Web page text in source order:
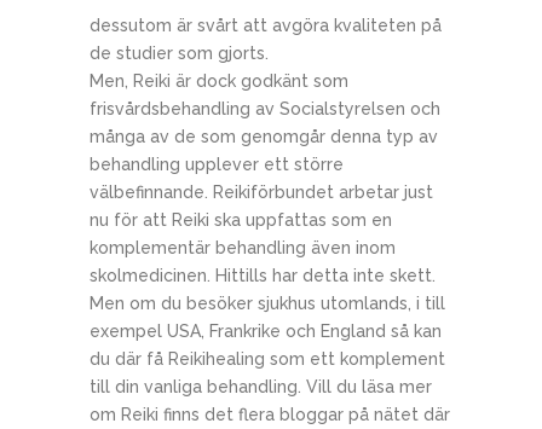
dessutom är svårt att avgöra kvaliteten på
de studier som gjorts.
Men, Reiki är dock godkänt som
frisvårdsbehandling av Socialstyrelsen och
många av de som genomgår denna typ av
behandling upplever ett större
välbefinnande. Reikiförbundet arbetar just
nu för att Reiki ska uppfattas som en
komplementär behandling även inom
skolmedicinen. Hittills har detta inte skett.
Men om du besöker sjukhus utomlands, i till
exempel USA, Frankrike och England så kan
du där få Reikihealing som ett komplement
till din vanliga behandling. Vill du läsa mer
om Reiki finns det flera bloggar på nätet där